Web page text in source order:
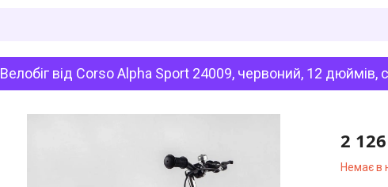
Велобіг від Corso Alpha Sport 24009, червоний, 12 дюймів,
2
Немає в